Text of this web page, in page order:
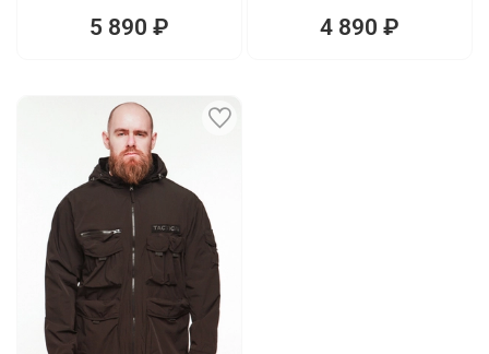
5 890 ₽ 4 890 ₽